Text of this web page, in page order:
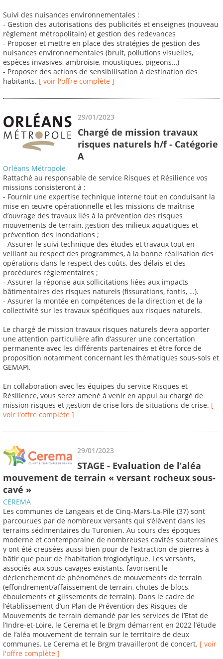
Suivi des nuisances environnementales :
- Gestion des autorisations des publicités et enseignes (nouveau
règlement métropolitain) et gestion des redevances
- Proposer et mettre en place des stratégies de gestion des
nuisances environnementales (bruit, pollutions visuelles,
espèces invasives, ambroisie, moustiques, pigeons…)
- Proposer des actions de sensibilisation à destination des
habitants. [ voir l'offre complète ]
29/01/2023
Chargé de mission travaux
risques naturels h/f - Catégorie
A
Orléans Métropole
Rattaché au responsable de service Risques et Résilience vos
missions consisteront à :
- Fournir une expertise technique interne tout en conduisant la
mise en œuvre opérationnelle et les missions de maîtrise
d’ouvrage des travaux liés à la prévention des risques
mouvements de terrain, gestion des milieux aquatiques et
prévention des inondations ;
- Assurer le suivi technique des études et travaux tout en
veillant au respect des programmes, à la bonne réalisation des
opérations dans le respect des coûts, des délais et des
procédures réglementaires ;
- Assurer la réponse aux sollicitations liées aux impacts
bâtimentaires des risques naturels (fissurations, fontis, …).
- Assurer la montée en compétences de la direction et de la
collectivité sur les travaux spécifiques aux risques naturels.
Le chargé de mission travaux risques naturels devra apporter
une attention particulière afin d’assurer une concertation
permanente avec les différents partenaires et être force de
proposition notamment concernant les thématiques sous-sols et
GEMAPI.
En collaboration avec les équipes du service Risques et
Résilience, vous serez amené à venir en appui au chargé de
mission risques et gestion de crise lors de situations de crise. [
voir l'offre complète ]
29/01/2023
STAGE - Evaluation de l’aléa
mouvement de terrain « versant rocheux sous-
cavé »
CEREMA
Les communes de Langeais et de Cinq-Mars-La-Pile (37) sont
parcourues par de nombreux versants qui s’élèvent dans les
terrains sédimentaires du Turonien. Au cours des époques
moderne et contemporaine de nombreuses cavités souterraines
y ont été creusées aussi bien pour de l’extraction de pierres à
bâtir que pour de l’habitation troglodytique. Les versants,
associés aux sous-cavages existants, favorisent le
déclenchement de phénomènes de mouvements de terrain
(effondrement/affaissement de terrain, chutes de blocs,
éboulements et glissements de terrain). Dans le cadre de
l’établissement d’un Plan de Prévention des Risques de
Mouvements de terrain demandé par les services de l’Etat de
l’Indre-et-Loire, le Cerema et le Brgm démarrent en 2022 l’étude
de l’aléa mouvement de terrain sur le territoire de deux
communes. Le Cerema et le Brgm travailleront de concert. [ voir
l'offre complète ]